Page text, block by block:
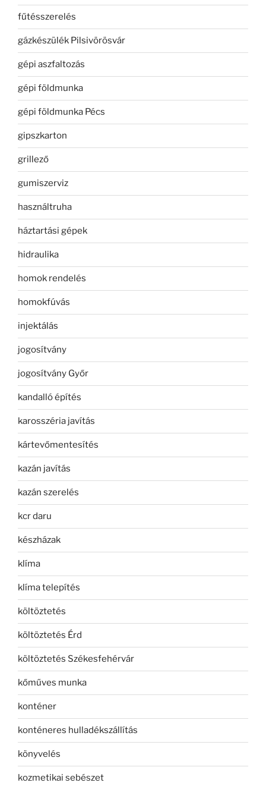
fűtésszerelés
gázkészülék Pilsivörösvár
gépi aszfaltozás
gépi földmunka
gépi földmunka Pécs
gipszkarton
grillező
gumiszerviz
használtruha
háztartási gépek
hidraulika
homok rendelés
homokfúvás
injektálás
jogosítvány
jogosítvány Győr
kandalló építés
karosszéria javítás
kártevőmentesítés
kazán javítás
kazán szerelés
kcr daru
készházak
klíma
klíma telepítés
költöztetés
költöztetés Érd
költöztetés Székesfehérvár
kőműves munka
konténer
konténeres hulladékszállítás
könyvelés
kozmetikai sebészet